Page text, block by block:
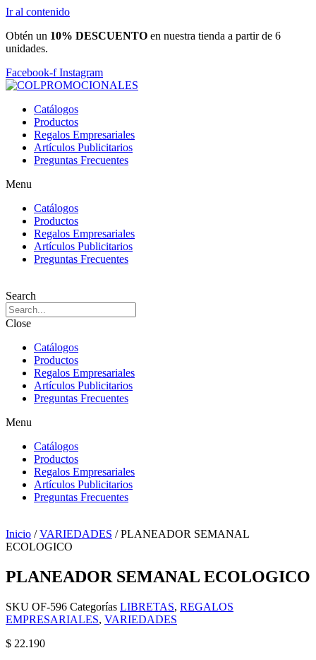
Ir al contenido
Obtén un 10% DESCUENTO en nuestra tienda a partir de 6
unidades.
Facebook-f Instagram
Catálogos
Productos
Regalos Empresariales
Artículos Publicitarios
Preguntas Frecuentes
Menu
Catálogos
Productos
Regalos Empresariales
Artículos Publicitarios
Preguntas Frecuentes
Search
Close
Catálogos
Productos
Regalos Empresariales
Artículos Publicitarios
Preguntas Frecuentes
Menu
Catálogos
Productos
Regalos Empresariales
Artículos Publicitarios
Preguntas Frecuentes
Inicio /VARIEDADES / PLANEADOR SEMANAL
ECOLOGICO
PLANEADOR SEMANAL ECOLOGICO
SKU OF-596 Categorías LIBRETAS, REGALOS
EMPRESARIALES, VARIEDADES
$ 22.190